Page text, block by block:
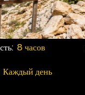
8 часов
Каждый день